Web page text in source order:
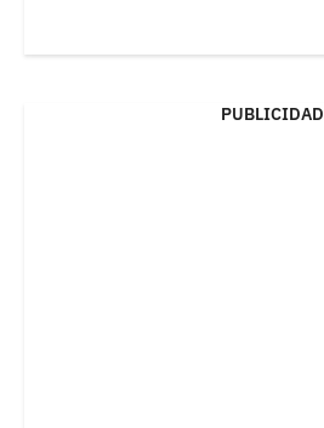
PUBLICIDAD